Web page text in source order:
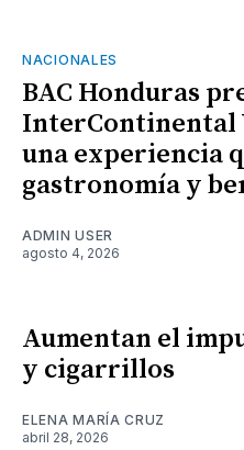
NACIONALES
BAC Honduras
InterContinental
una experiencia
gastronomía y
ADMIN USER
agosto 4, 2026
Aumentan el
y cigarrillos
ELENA MARÍA CRUZ
abril 28, 2026